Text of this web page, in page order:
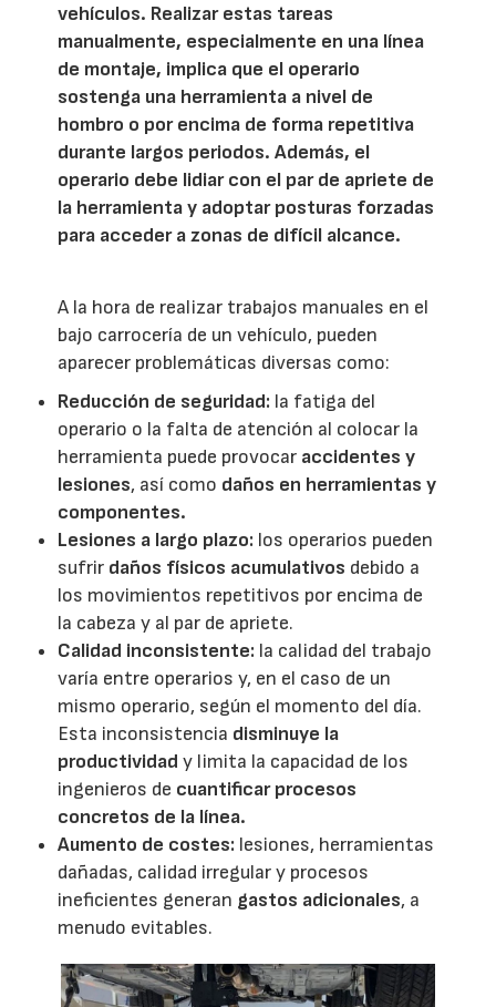
vehículos. Realizar estas tareas
manualmente, especialmente en una línea
de montaje, implica que el operario
sostenga una herramienta a nivel de
hombro o por encima de forma repetitiva
durante largos periodos. Además, el
operario debe lidiar con el par de apriete de
la herramienta y adoptar posturas forzadas
para acceder a zonas de difícil alcance.
A la hora de realizar trabajos manuales en el
bajo carrocería de un vehículo, pueden
aparecer problemáticas diversas como:
Reducción de seguridad: la fatiga del
operario o la falta de atención al colocar la
herramienta puede provocar accidentes y
lesiones, así como daños en herramientas y
componentes.
Lesiones a largo plazo: los operarios pueden
sufrir daños físicos acumulativos debido a
los movimientos repetitivos por encima de
la cabeza y al par de apriete.
Calidad inconsistente: la calidad del trabajo
varía entre operarios y, en el caso de un
mismo operario, según el momento del día.
Esta inconsistencia disminuye la
productividady limita la capacidad de los
ingenieros de cuantificar procesos
concretos de la línea.
Aumento de costes: lesiones, herramientas
dañadas, calidad irregular y procesos
ineficientes generan gastos adicionales, a
menudo evitables.